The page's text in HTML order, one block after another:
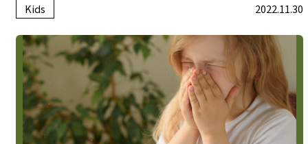
Kids 2022.11.30